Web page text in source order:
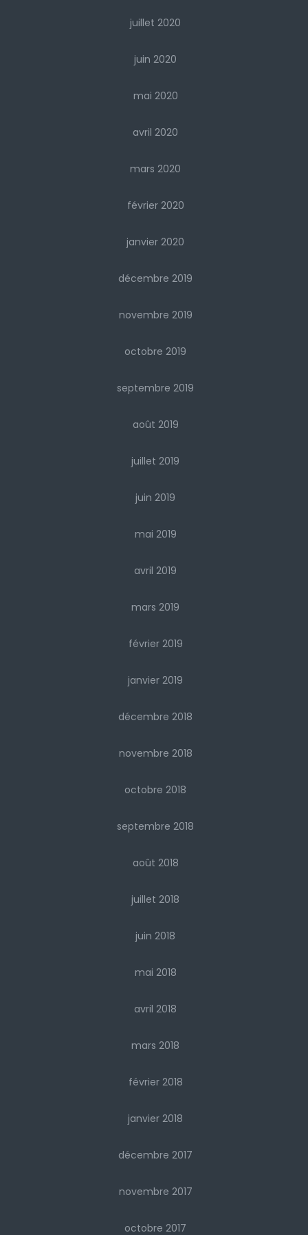
juillet 2020
juin 2020
mai 2020
avril 2020
mars 2020
février 2020
janvier 2020
décembre 2019
novembre 2019
octobre 2019
septembre 2019
août 2019
juillet 2019
juin 2019
mai 2019
avril 2019
mars 2019
février 2019
janvier 2019
décembre 2018
novembre 2018
octobre 2018
septembre 2018
août 2018
juillet 2018
juin 2018
mai 2018
avril 2018
mars 2018
février 2018
janvier 2018
décembre 2017
novembre 2017
octobre 2017